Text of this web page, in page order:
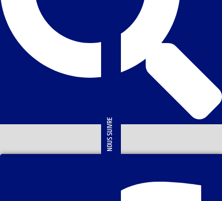
NOUS SUIVRE